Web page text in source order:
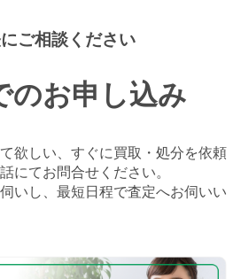
ご相談ください
のお申し込み
欲しい、すぐに買取・処分を依頼
にてお問合せください。
いし、最短日程で査定へお伺いい